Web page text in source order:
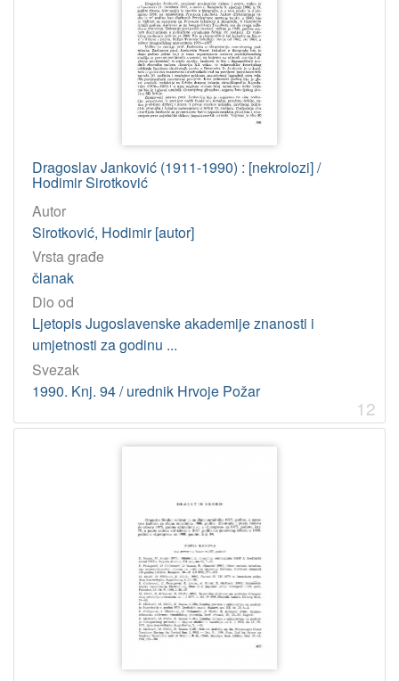
Dragoslav Janković (1911-1990) : [nekrolozi] /
Hodimir Sirotković
Autor
Sirotković, Hodimir [autor]
Vrsta građe
članak
Dio od
Ljetopis Jugoslavenske akademije znanosti i
umjetnosti za godinu ...
Svezak
1990. Knj. 94 / urednik Hrvoje Požar
12